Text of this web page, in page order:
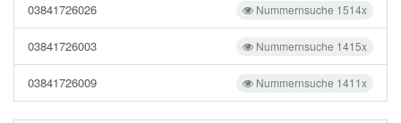
Nummernsuche 1514x
03841726026
Nummernsuche 1415x
03841726003
Nummernsuche 1411x
03841726009